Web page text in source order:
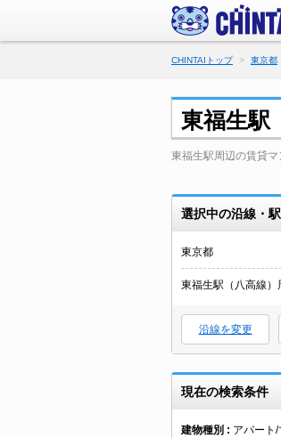
CHINTAIトップ 東京都
東福生駅
東福生駅周辺の賃貸
選択中の沿線・駅
東京都
東福生駅（八高線）
沿線を変更
現在の検索条件
建物種別
アパート